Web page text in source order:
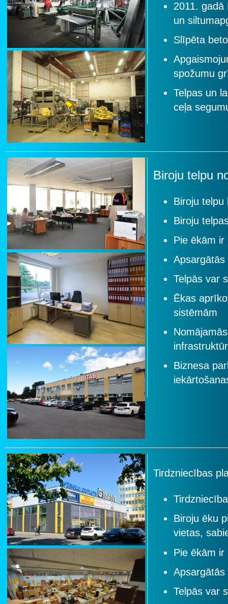
2011.
un
Slīpēta
spožumu
Telpas un
ceļa
Biroju telpu
Biroju telpu
Biroju
Pie ēkām ir
Telpās var
Ēkas
sistēmām
Biznesa
Tirdzniecības
Biroju ēku
vietas,
Pie ēkām ir
Telpās var